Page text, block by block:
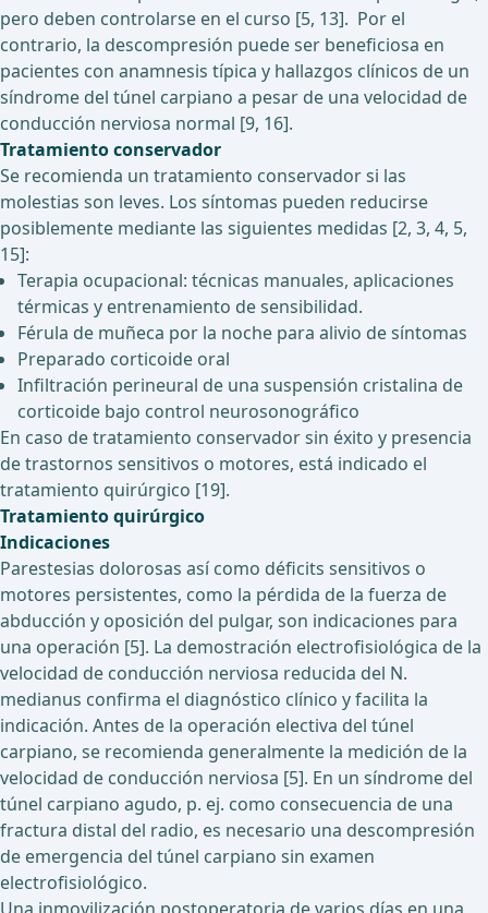
pero deben controlarse en el curso [5, 13]. Por el
contrario, la descompresión puede ser beneficiosa en
pacientes con anamnesis típica y hallazgos clínicos de un
síndrome del túnel carpiano a pesar de una velocidad de
conducción nerviosa normal [9, 16].
Tratamiento conservador
Se recomienda un tratamiento conservador si las
molestias son leves. Los síntomas pueden reducirse
posiblemente mediante las siguientes medidas [2, 3, 4, 5,
15]:
Terapia ocupacional: técnicas manuales, aplicaciones
térmicas y entrenamiento de sensibilidad.
Férula de muñeca por la noche para alivio de síntomas
Preparado corticoide oral
Infiltración perineural de una suspensión cristalina de
corticoide bajo control neurosonográfico
En caso de tratamiento conservador sin éxito y presencia
de trastornos sensitivos o motores, está indicado el
tratamiento quirúrgico [19].
Tratamiento quirúrgico
Indicaciones
Parestesias dolorosas así como déficits sensitivos o
motores persistentes, como la pérdida de la fuerza de
abducción y oposición del pulgar, son indicaciones para
una operación [5]. La demostración electrofisiológica de la
velocidad de conducción nerviosa reducida del N.
medianus confirma el diagnóstico clínico y facilita la
indicación. Antes de la operación electiva del túnel
carpiano, se recomienda generalmente la medición de la
velocidad de conducción nerviosa [5]. En un síndrome del
túnel carpiano agudo, p. ej. como consecuencia de una
fractura distal del radio, es necesario una descompresión
de emergencia del túnel carpiano sin examen
electrofisiológico.